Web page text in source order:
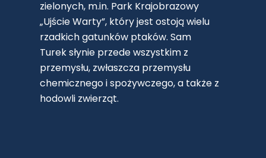
zielonych, m.in. Park Krajobrazowy
„Ujście Warty”, który jest ostoją wielu
rzadkich gatunków ptaków. Sam
Turek słynie przede wszystkim z
przemysłu, zwłaszcza przemysłu
chemicznego i spożywczego, a także z
hodowli zwierząt.